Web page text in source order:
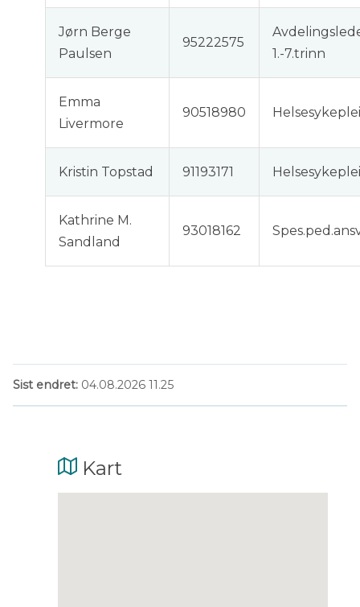
Jørn Berge
Paulsen
95222575
1.-7.trinn
Emma
Livermore
90518980
Kristin Topstad 91193171
Kathrine M.
Sandland
93018162
Sist endret 04.08.2026 11.25
Kart